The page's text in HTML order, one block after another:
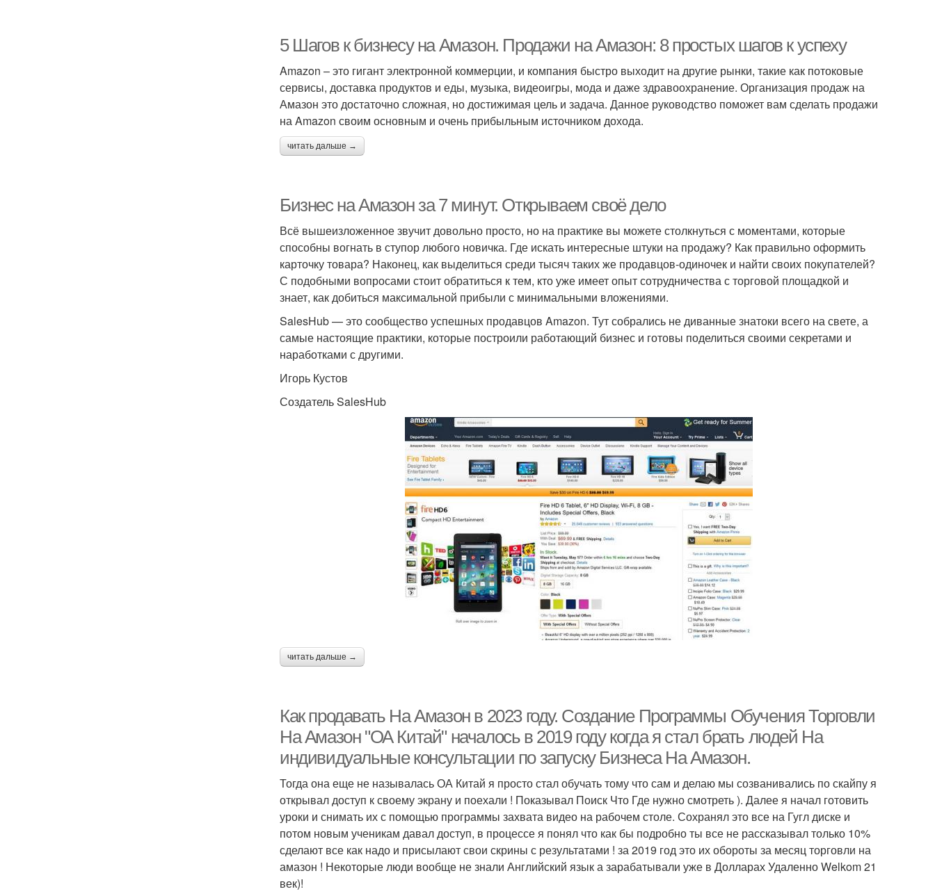
5 Шагов к бизнесу на Амазон. Продажи на Амазон: 8 простых шагов к успеху
Amazon – это гигант электронной коммерции, и компания быстро выходит на другие рынки, такие как потоковые
сервисы, доставка продуктов и еды, музыка, видеоигры, мода и даже здравоохранение. Организация продаж на
Амазон это достаточно сложная, но достижимая цель и задача. Данное руководство поможет вам сделать продажи
на Amazon своим основным и очень прибыльным источником дохода.
читать дальше →
Бизнес на Амазон за 7 минут. Открываем своё дело
Всё вышеизложенное звучит довольно просто, но на практике вы можете столкнуться с моментами, которые
способны вогнать в ступор любого новичка. Где искать интересные штуки на продажу? Как правильно оформить
карточку товара? Наконец, как выделиться среди тысяч таких же продавцов-одиночек и найти своих покупателей?
С подобными вопросами стоит обратиться к тем, кто уже имеет опыт сотрудничества с торговой площадкой и
знает, как добиться максимальной прибыли с минимальными вложениями.
SalesHub — это сообщество успешных продавцов Amazon. Тут собрались не диванные знатоки всего на свете, а
самые настоящие практики, которые построили работающий бизнес и готовы поделиться своими секретами и
наработками с другими.
Игорь Кустов
Создатель SalesHub
читать дальше →
Как продавать На Амазон в 2023 году. Создание Программы Обучения Торговли
На Амазон "ОА Китай" началось в 2019 году когда я стал брать людей На
индивидуальные консультации по запуску Бизнеса На Амазон.
Тогда она еще не называлась ОА Китай я просто стал обучать тому что сам и делаю мы созванивались по скайпу я
открывал доступ к своему экрану и поехали ! Показывал Поиск Что Где нужно смотреть ). Далее я начал готовить
уроки и снимать их с помощью программы захвата видео на рабочем столе. Сохранял это все на Гугл диске и
потом новым ученикам давал доступ, в процессе я понял что как бы подробно ты все не рассказывал только 10%
сделают все как надо и присылают свои скрины с результатами ! за 2019 год это их обороты за месяц торговли на
амазон ! Некоторые люди вообще не знали Английский язык а зарабатывали уже в Долларах Удаленно Welkom 21
век)!